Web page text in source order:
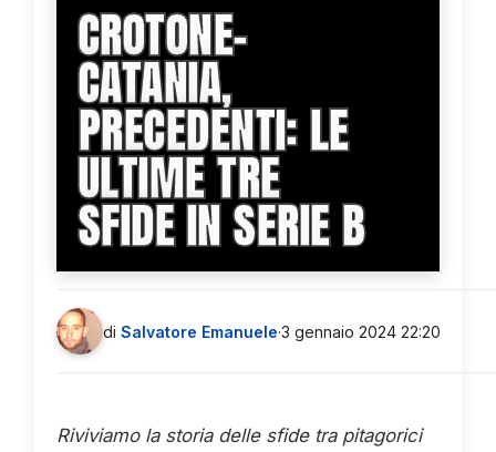
CROTONE-
CATANIA,
PRECEDENTI: LE
ULTIME TRE
SFIDE IN SERIE B
di Salvatore Emanuele·3 gennaio 2024 22:20
Riviviamo la storia delle sfide tra pitagorici